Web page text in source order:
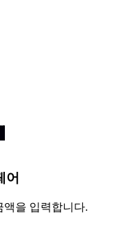
어
액을 입력합니다.